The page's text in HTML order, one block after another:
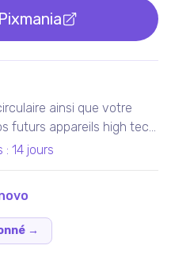
Pixmania
ainsi que votre
futurs appareils high tech
en maximisant leur
: 14 jours
→